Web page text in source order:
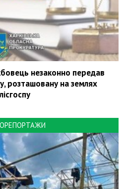
незаконно передав
розташовану на землях
лісгоспу